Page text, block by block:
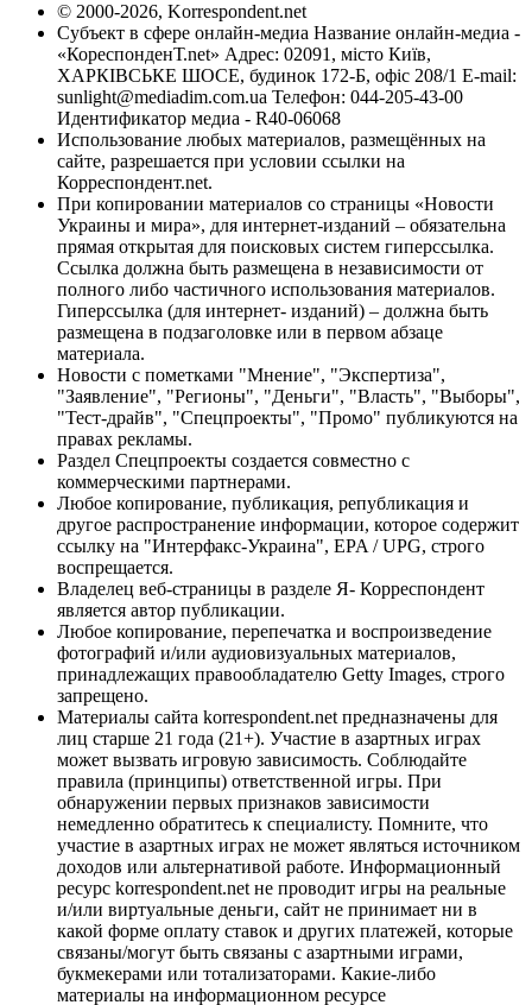
© 2000-2026, Korrespondent.net
Субъект в сфере онлайн-медиа Название онлайн-медиа -
«КореспонденТ.net» Адрес: 02091, місто Київ,
ХАРКІВСЬКЕ ШОСЕ, будинок 172-Б, офіс 208/1 E-mail:
sunlight@mediadim.com.ua Телефон: 044-205-43-00
Идентификатор медиа - R40-06068
Использование любых материалов, размещённых на
сайте, разрешается при условии ссылки на
Корреспондент.net.
При копировании материалов со страницы «Новости
Украины и мира», для интернет-изданий – обязательна
прямая открытая для поисковых систем гиперссылка.
Ссылка должна быть размещена в независимости от
полного либо частичного использования материалов.
Гиперссылка (для интернет- изданий) – должна быть
размещена в подзаголовке или в первом абзаце
материала.
Новости с пометками "Мнение", "Экспертиза",
"Заявление", "Регионы", "Деньги", "Власть", "Выборы",
"Тест-драйв", "Спецпроекты", "Промо" публикуются на
правах рекламы.
Раздел Спецпроекты создается совместно с
коммерческими партнерами.
Любое копирование, публикация, републикация и
другое распространение информации, которое содержит
ссылку на "Интерфакс-Украина", EPA / UPG, строго
воспрещается.
Владелец веб-страницы в разделе Я- Корреспондент
является автор публикации.
Любое копирование, перепечатка и воспроизведение
фотографий и/или аудиовизуальных материалов,
принадлежащих правообладателю Getty Images, строго
запрещено.
Материалы сайта korrespondent.net предназначены для
лиц старше 21 года (21+). Участие в азартных играх
может вызвать игровую зависимость. Соблюдайте
правила (принципы) ответственной игры. При
обнаружении первых признаков зависимости
немедленно обратитесь к специалисту. Помните, что
участие в азартных играх не может являться источником
доходов или альтернативой работе. Информационный
ресурс korrespondent.net не проводит игры на реальные
и/или виртуальные деньги, сайт не принимает ни в
какой форме оплату ставок и других платежей, которые
связаны/могут быть связаны с азартными играми,
букмекерами или тотализаторами. Какие-либо
материалы на информационном ресурсе